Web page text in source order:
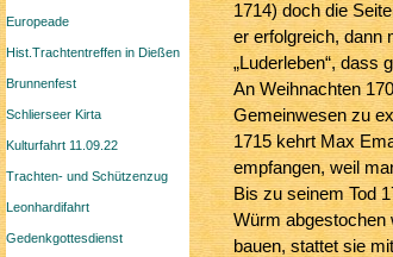
1714) doch die
er erfolgreich, dann
„Luderleben“, dass
An Weihnachten
Gemeinwesen zu
1715 kehrt Max
empfangen, weil
Bis zu seinem Tod
Würm abgestochen
bauen, stattet sie
Europeade
Hist.Trachtentreffen in Dießen
Brunnenfest
Schlierseer Kirta
Kulturfahrt 11.09.22
Trachten- und Schützenzug
Leonhardifahrt
Gedenkgottesdienst